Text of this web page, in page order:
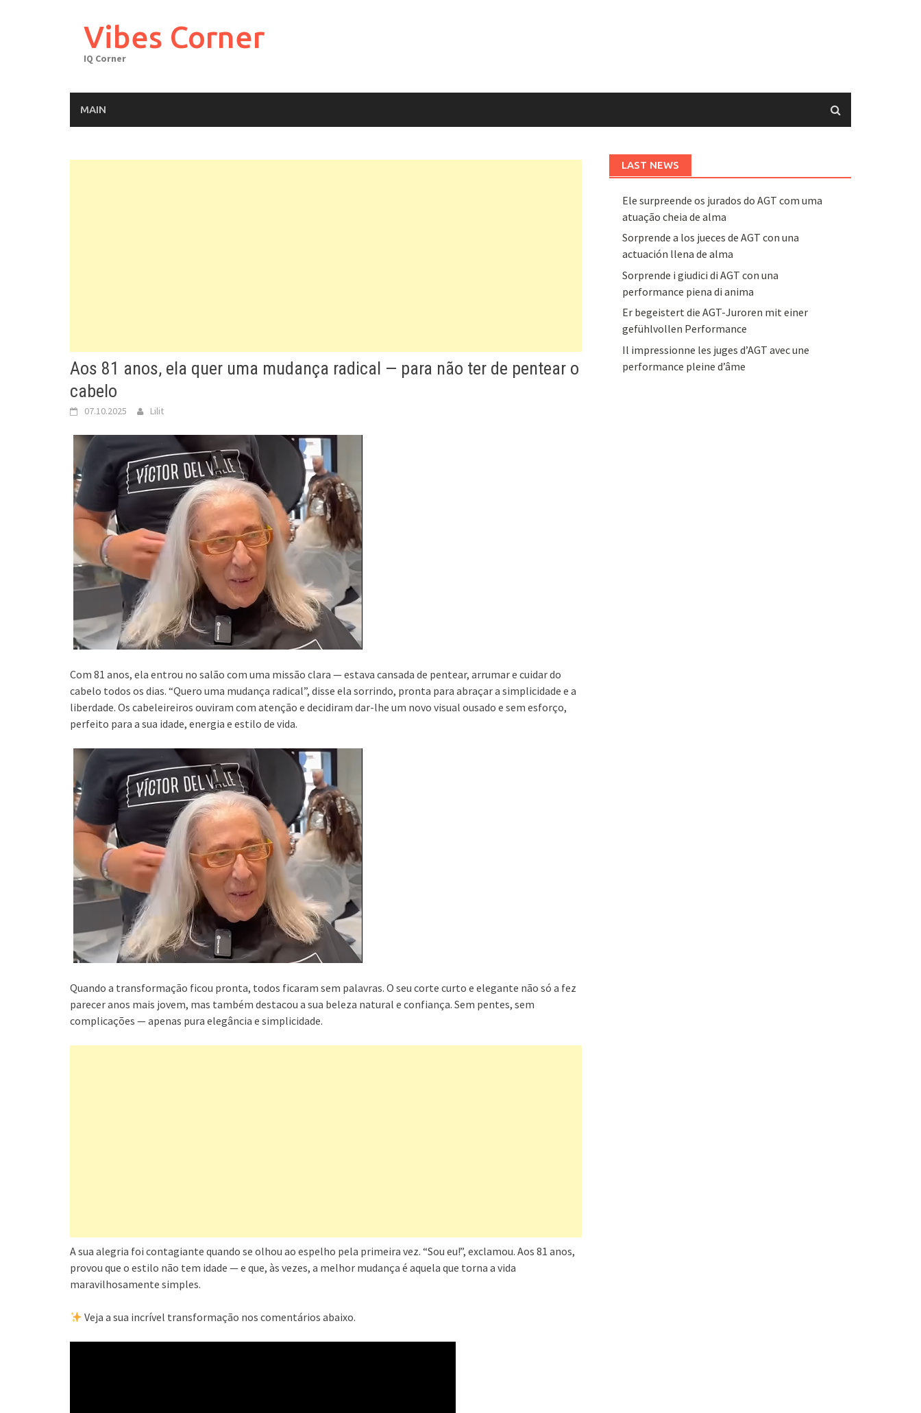
Vibes Corner
IQ Corner
MAIN
Aos 81 anos, ela quer uma mudança radical — para não ter de pentear o
cabelo
07.10.2025 Lilit
Com 81 anos, ela entrou no salão com uma missão clara — estava cansada de pentear, arrumar e cuidar do
cabelo todos os dias. “Quero uma mudança radical”, disse ela sorrindo, pronta para abraçar a simplicidade e a
liberdade. Os cabeleireiros ouviram com atenção e decidiram dar-lhe um novo visual ousado e sem esforço,
perfeito para a sua idade, energia e estilo de vida.
Quando a transformação ficou pronta, todos ficaram sem palavras. O seu corte curto e elegante não só a fez
parecer anos mais jovem, mas também destacou a sua beleza natural e confiança. Sem pentes, sem
complicações — apenas pura elegância e simplicidade.
A sua alegria foi contagiante quando se olhou ao espelho pela primeira vez. “Sou eu!”, exclamou. Aos 81 anos,
provou que o estilo não tem idade — e que, às vezes, a melhor mudança é aquela que torna a vida
maravilhosamente simples.
Veja a sua incrível transformação nos comentários abaixo.
LAST NEWS
Ele surpreende os jurados do AGT com uma
atuação cheia de alma
Sorprende a los jueces de AGT con una
actuación llena de alma
Sorprende i giudici di AGT con una
performance piena di anima
Er begeistert die AGT-Juroren mit einer
gefühlvollen Performance
Il impressionne les juges d’AGT avec une
performance pleine d’âme